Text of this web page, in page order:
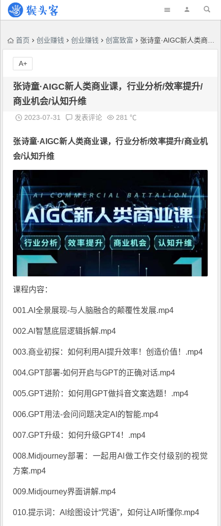
首页 创业赚钱 创业赚钱 创富致富 张诗童·AIGC新人类商业课，​行业分析/效率提升/商业机会/认知升维
张诗童·AIGC新人类商业课，​行业分析/效率提升/
商业机会/认知升维
2023-07-31 发表评论 281 ℃
张诗童·AIGC新人类商业课，​行业分析/效率提升/商业机
会/认知升维
课程内容：
001.AI全景展现-与人脑融合的颠覆性发展.mp4
002.Al智慧底层逻辑拆解.mp4
003.商业初探：如何利用Al提升效率！创造价值！.mp4
004.GPT部署-如何开启与GPT的正确对话.mp4
005.GPT进阶：如何用GPT做抖音文案选题！.mp4
006.GPT用法-会问问题决定AI的智能.mp4
007.GPT升级：如何升级GPT4！.mp4
008.Midjourney部署：一起用Al做工作交付级别的视觉
方案.mp4
009.Midjourney界面讲解.mp4
010.提示词：Al绘图设计“咒语”，如何让AI听懂你.mp4
A+